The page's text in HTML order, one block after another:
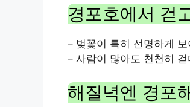
경포호에서 걷
– 벚꽃이 특히 선명하게
– 사람이 많아도 천천히
해질녁엔 경포